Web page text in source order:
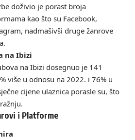
doživio je porast broja
kao što su Facebook,
nadmašivši druge žanrove
na Ibizi
na Ibizi dosegnuo je 141
više u odnosu na 2022. i 76% u
cijene ulaznica porasle su, što
i Platforme